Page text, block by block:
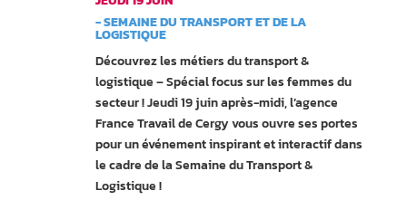
- SEMAINE DU TRANSPORT ET DE LA
LOGISTIQUE
Découvrez les métiers du transport &
logistique – Spécial focus sur les femmes du
secteur ! Jeudi 19 juin après-midi, l’agence
France Travail de Cergy vous ouvre ses portes
pour un événement inspirant et interactif dans
le cadre de la Semaine du Transport &
Logistique !